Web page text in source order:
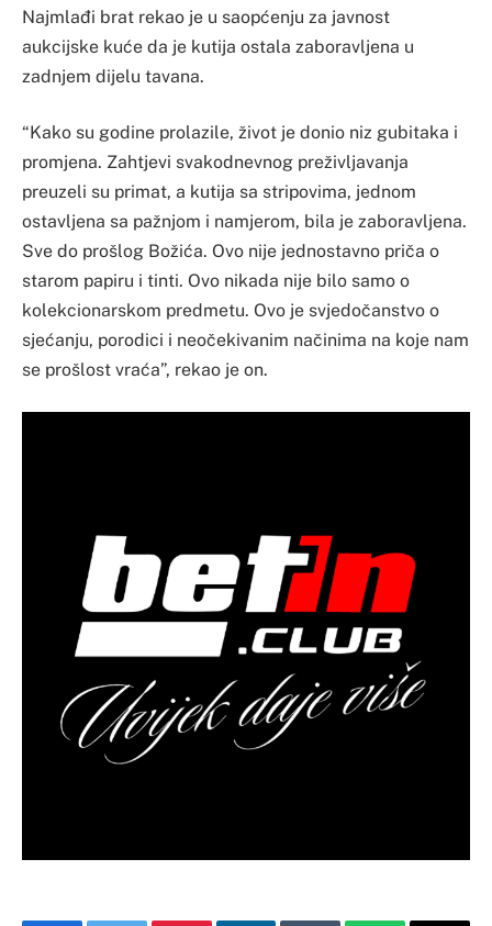
Najmlađi brat rekao je u saopćenju za javnost
aukcijske kuće da je kutija ostala zaboravljena u
zadnjem dijelu tavana.
“Kako su godine prolazile, život je donio niz gubitaka i
promjena. Zahtjevi svakodnevnog preživljavanja
preuzeli su primat, a kutija sa stripovima, jednom
ostavljena sa pažnjom i namjerom, bila je zaboravljena.
Sve do prošlog Božića. Ovo nije jednostavno priča o
starom papiru i tinti. Ovo nikada nije bilo samo o
kolekcionarskom predmetu. Ovo je svjedočanstvo o
sjećanju, porodici i neočekivanim načinima na koje nam
se prošlost vraća”, rekao je on.